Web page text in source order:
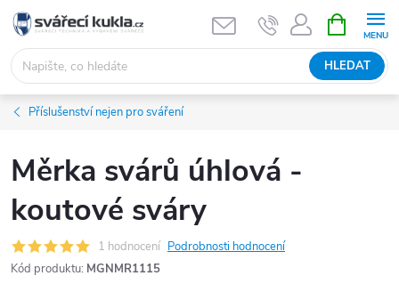
Přejít na obsah
HLEDAT
Příslušenství nejen pro sváření
Měrka svárů úhlová -
koutové sváry
1 hodnocení Podrobnosti hodnocení
Kód produktu: MGNMR1115